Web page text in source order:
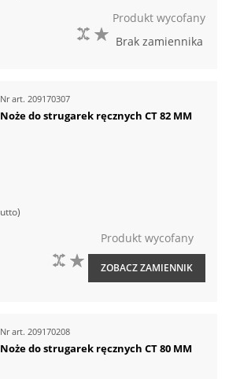
DO PORÓWNANIA
Produkt wycofany
Brak zamiennika
Nr art. 209170307
Noże do strugarek ręcznych CT 82 MM
DO LISTY ŻYCZEŃ
DO PORÓWNANIA
Produkt wycofany
ZOBACZ ZAMIENNIK
Nr art. 209170208
Noże do strugarek ręcznych CT 80 MM